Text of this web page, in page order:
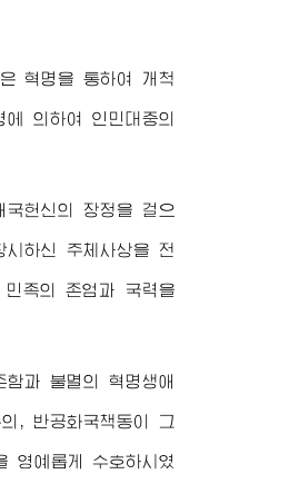
혁명을 통하여 개척
의하여 인민대중의
헌신의 장정을 걸으
시하신 주체사상을 전
족의 존엄과 국력을
과 불멸의 혁명생애
, 반공화국책동이 그
영예롭게 수호하시였